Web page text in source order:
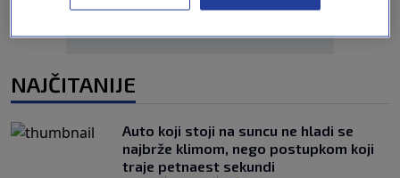
NAJČITANIJE
Auto koji stoji na suncu ne hladi se
najbrže klimom, nego postupkom koji
traje petnaest sekundi